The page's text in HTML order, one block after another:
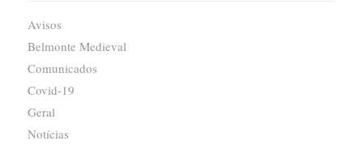
Avisos
Belmonte Medieval
Comunicados
Covid-19
Geral
Notícias